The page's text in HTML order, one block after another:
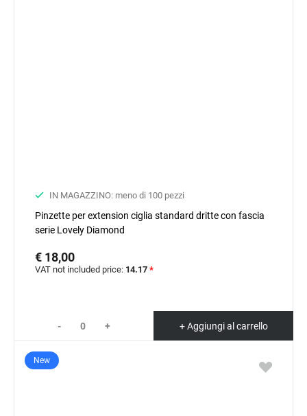
IN MAGAZZINO: meno di 100 pezzi
Pinzette per extension ciglia standard dritte con fascia
serie Lovely Diamond
€ 18,00
VAT not included price: 14.17 *
- + + Aggiungi al carrello
New